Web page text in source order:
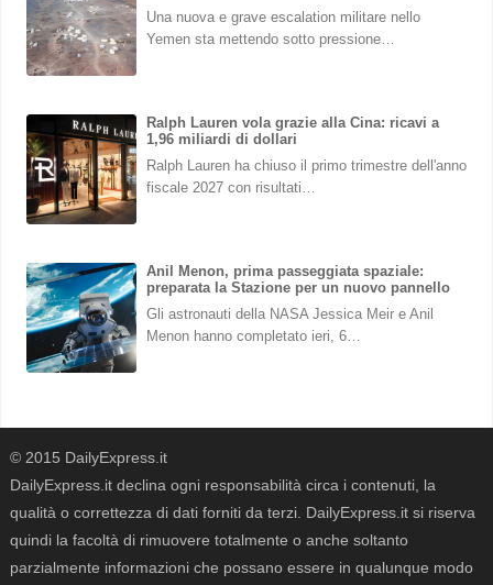
Una nuova e grave escalation militare nello
Yemen sta mettendo sotto pressione…
Ralph Lauren vola grazie alla Cina: ricavi a
1,96 miliardi di dollari
Ralph Lauren ha chiuso il primo trimestre dell'anno
fiscale 2027 con risultati…
Anil Menon, prima passeggiata spaziale:
preparata la Stazione per un nuovo pannello
Gli astronauti della NASA Jessica Meir e Anil
Menon hanno completato ieri, 6…
© 2015 DailyExpress.it
DailyExpress.it declina ogni responsabilità circa i contenuti, la
qualità o correttezza di dati forniti da terzi. DailyExpress.it si riserva
quindi la facoltà di rimuovere totalmente o anche soltanto
parzialmente informazioni che possano essere in qualunque modo